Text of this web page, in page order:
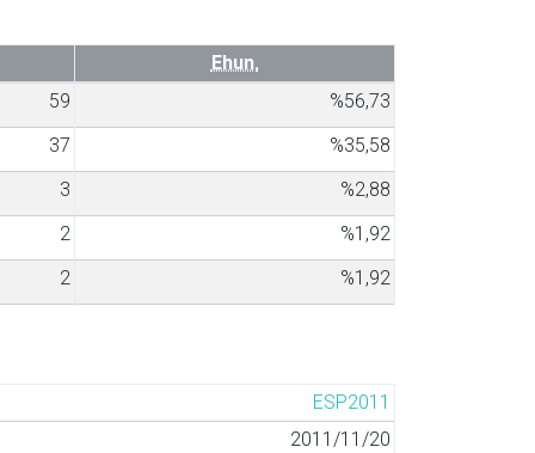
Ehun.
59
%56,73
37
%35,58
3
%2,88
2
%1,92
2 %1,92
ESP2011
2011/11/20